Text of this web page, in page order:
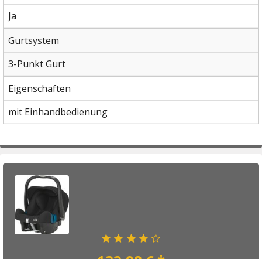
Ja
Gurtsystem
3-Punkt Gurt
Eigenschaften
mit Einhandbedienung